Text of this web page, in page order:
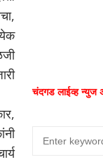
चंदगड लाईव्ह